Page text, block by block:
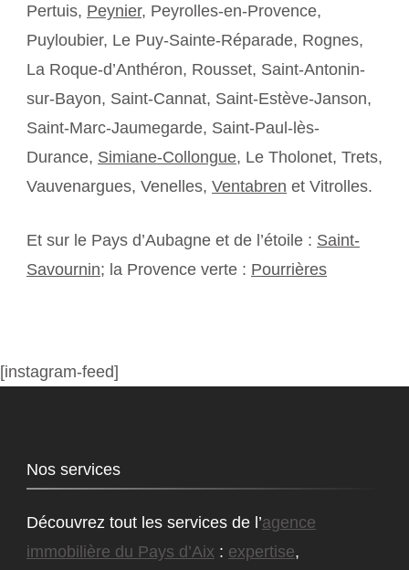
Pertuis, Peynier, Peyrolles-en-Provence,
Puyloubier, Le Puy-Sainte-Réparade, Rognes,
La Roque-d’Anthéron, Rousset, Saint-Antonin-
sur-Bayon, Saint-Cannat, Saint-Estève-Janson,
Saint-Marc-Jaumegarde, Saint-Paul-lès-
Durance, Simiane-Collongue, Le Tholonet, Trets,
Vauvenargues, Venelles, Ventabren et Vitrolles.
Et sur le Pays d’Aubagne et de l’étoile : Saint-
Savournin; la Provence verte : Pourrières
[instagram-feed]
Nos services
Découvrez tout les services de l’agence
immobilière du Pays d’Aix : expertise,